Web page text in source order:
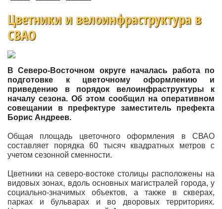
Цветники и велоинфраструктура в
СВАО
В Северо-Восточном округе началась работа по
подготовке к цветочному оформлению и
приведению в порядок велоинфраструктуры к
началу сезона. Об этом сообщил на оперативном
совещании в префектуре заместитель префекта
Борис Андреев.
Общая площадь цветочного оформления в СВАО
составляет порядка 60 тысяч квадратных метров с
учетом сезонной сменности.
Цветники на северо-востоке столицы расположены на
видовых зонах, вдоль основных магистралей города, у
социально-значимых объектов, а также в скверах,
парках и бульварах и во дворовых территориях.